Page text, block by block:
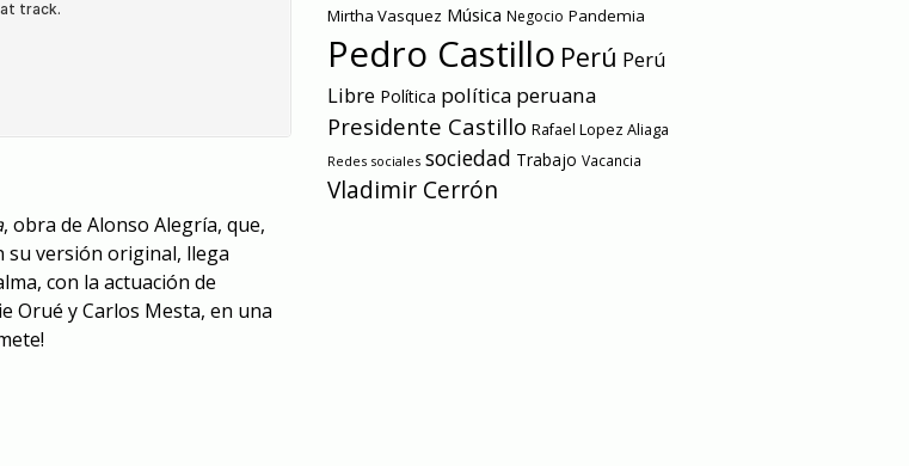
, obra de Alonso Alegría, que,
su versión original, llega
con la actuación de
Orué y Carlos Mesta, en una
Mirtha Vasquez Música Negocio Pandemia
Pedro Castillo Perú Perú
Libre Política política peruana
Presidente Castillo Rafael Lopez Aliaga
Redes sociales sociedad Trabajo Vacancia
Vladimir Cerrón